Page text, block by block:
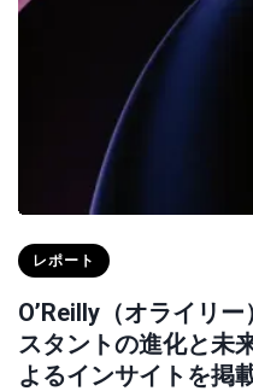
レポート
O’Reilly（オライリ
スタントの進化と未
よるインサイトを掲